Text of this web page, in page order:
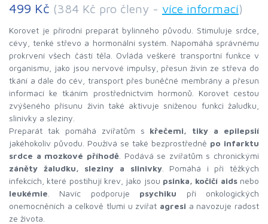
499 Kč (384 Kč pro členy - více informací)
Korovet je přírodní preparát bylinného původu. Stimuluje srdce,
cévy, tenké střevo a hormonální systém. Napomáhá správnému
prokrvení všech částí těla. Ovládá veškeré transportní funkce v
organismu, jako jsou nervové impulsy, přesun živin ze střeva do
tkání a dále do cév, transport přes buněčné membrány a přesun
informací ke tkáním prostřednictvím hormonů. Korovet cestou
zvýšeného přísunu živin také aktivuje sníženou funkci žaludku,
slinivky a sleziny.
Preparát tak pomáhá zvířatům s křečemi, tiky a epilepsií
jakéhokoliv původu. Používá se také bezprostředně po infarktu
srdce a mozkové příhodě. Podává se zvířatům s chronickými
záněty žaludku, sleziny a slinivky. Pomáhá i při těžkých
infekcích, které postihují krev, jako jsou psinka, kočičí aidsnebo
leukémie . Navíc podporuje psychiku při onkologických
onemocněních a celkově tlumí u zvířat agresi a navozuje radost
ze života.